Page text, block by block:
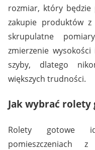
rozmiar, który będzie
zakupie produktów
skrupulatne
zmierzenie
szyby, dlatego
większych trudności.
Jak wybrać rolety
Rolety gotowe
pomieszczeniach